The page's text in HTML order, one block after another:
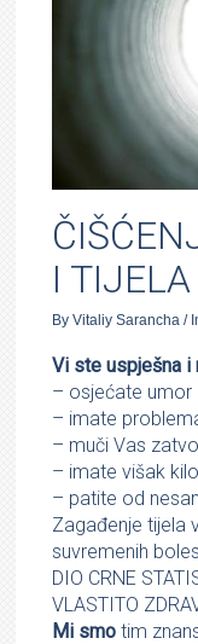
I TIJELA
ByVitaliy Sarancha /
Vi ste uspješna i
– osjećate umor
– imate
– muči Vas
– imate višak
– patite od
Zagađenje tijela
suvremenih
DIO CRNE
VLASTITO
Mi smo tim